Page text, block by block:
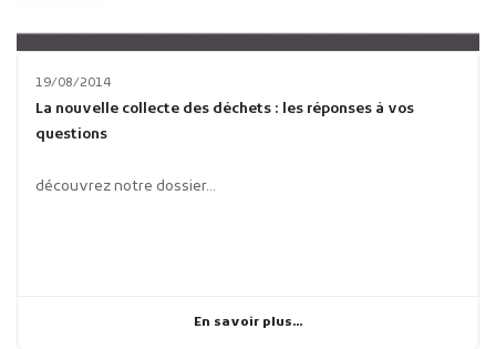
19/08/2014
La nouvelle collecte des déchets : les réponses à vos
questions
découvrez notre dossier...
En savoir plus...